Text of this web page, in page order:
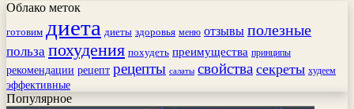
Облако меток
готовим диета диеты здоровья меню отзывы полезные
польза похудения похудеть преимущества принципы
рекомендации рецепт рецепты салаты свойства секреты худеем
эффективные
Популярное